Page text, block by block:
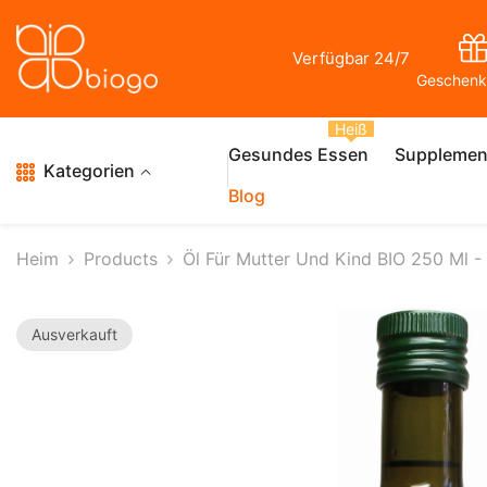
Verfügbar 24/7
Kategorien
Gesundes Essen
Heiß
Blog
Heim Products Öl Für Mutter Und Kind BIO 250 Ml -
Ausverkauft